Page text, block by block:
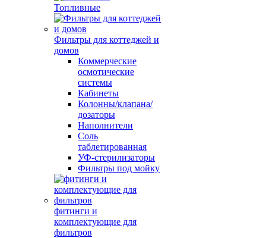
Топливные
Фильтры для коттеджей и
домов
Коммерческие
осмотические
системы
Кабинеты
Колонны/клапана/
дозаторы
Наполнители
Соль
таблетированная
УФ-стерилизаторы
Фильтры под мойку
фитинги и
комплектующие для
фильтров